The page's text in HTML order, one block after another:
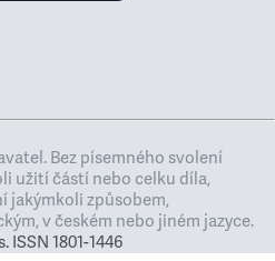
Bez písemného svolení
užití částí nebo celku díla,
jakýmkoli způsobem,
v českém nebo jiném jazyce.
1801-1446